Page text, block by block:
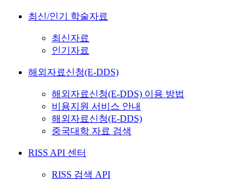
최신/인기 학술자료
최신자료
인기자료
해외자료신청(E-DDS)
해외자료신청(E-DDS) 이용 방법
비용지원 서비스 안내
해외자료신청(E-DDS)
중국대학 자료 검색
RISS API 센터
RISS 검색 API